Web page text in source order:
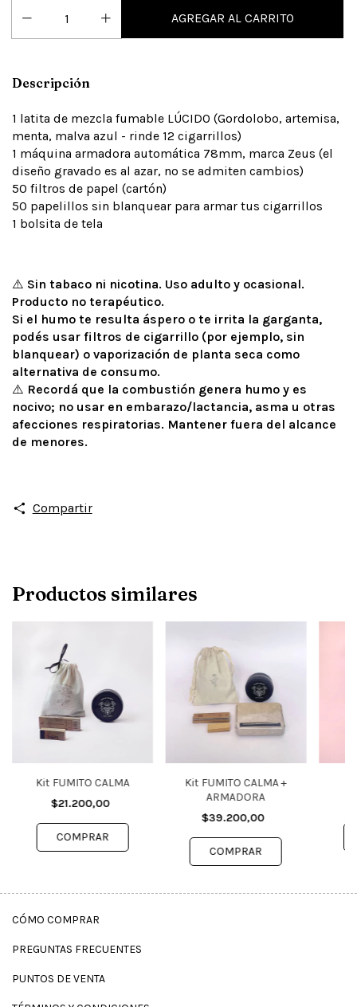
Descripción
1 latita de mezcla fumable LÚCIDO (Gordolobo, artemisa,
menta, malva azul - rinde 12 cigarrillos)
1 máquina armadora automática 78mm, marca Zeus (el
diseño gravado es al azar, no se admiten cambios)
50 filtros de papel (cartón)
50 papelillos sin blanquear para armar tus cigarrillos
1 bolsita de tela
⚠️ Sin tabaco ni nicotina. Uso adulto y ocasional.
Producto no terapéutico.
Si el humo te resulta áspero o te irrita la garganta,
podés usar filtros de cigarrillo (por ejemplo, sin
blanquear) o vaporización de planta seca como
alternativa de consumo.
⚠️ Recordá que la combustión genera humo y es
nocivo; no usar en embarazo/lactancia, asma u otras
afecciones respiratorias. Mantener fuera del alcance
de menores.
Compartir
Productos similares
Kit FUMITO CALMA
$21.200,00
Kit FUMITO CALMA +
ARMADORA
$39.200,00
CÓMO COMPRAR
PREGUNTAS FRECUENTES
PUNTOS DE VENTA